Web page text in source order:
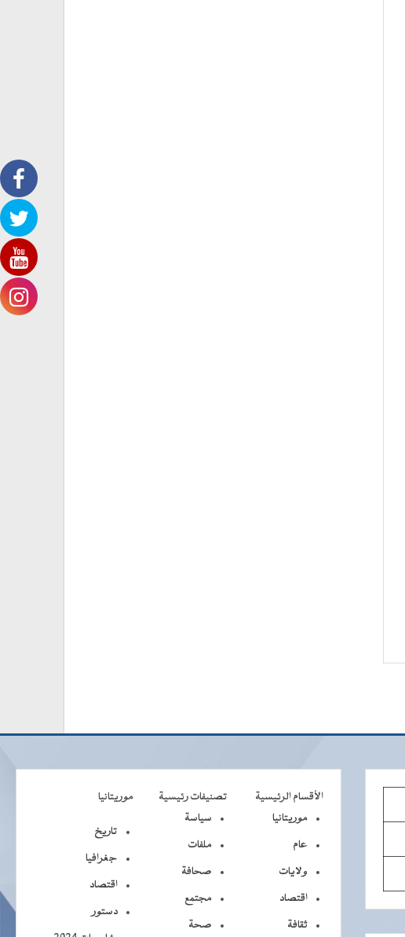
الأقسام الرئيسية تصنيفات رئيسية
موريتانيا
موريتانيا
عام
ولايات
اقتصاد
ثقافة
سياسة
ملفات
صحافة
مجتمع
صحة
تاريخ
جغرافيا
اقتصاد
دستور